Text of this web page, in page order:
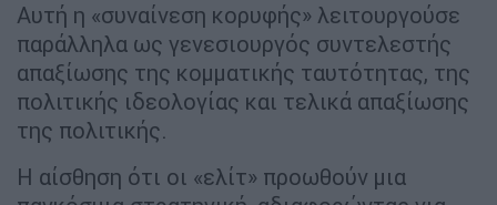
Αυτή η «συναίνεση κορυφής» λειτουργούσε
παράλληλα ως γενεσιουργός συντελεστής
απαξίωσης της κομματικής ταυτότητας, της
πολιτικής ιδεολογίας και τελικά απαξίωσης
της πολιτικής.
Η αίσθηση ότι οι «ελίτ» προωθούν μια